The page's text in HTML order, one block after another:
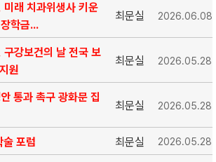
미래 치과위생사 키운
학금...
최문실 2026.06.08
구강보건의 날 전국 보
원
최문실 2026.05.28
통과 촉구 광화문 집
최문실 2026.05.28
술 포럼 최문실 2026.05.28